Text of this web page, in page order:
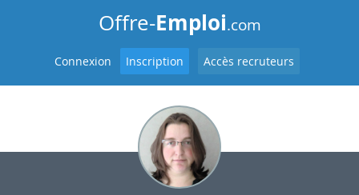
Offre-Emploi.com
Connexion Inscription Accès recruteurs